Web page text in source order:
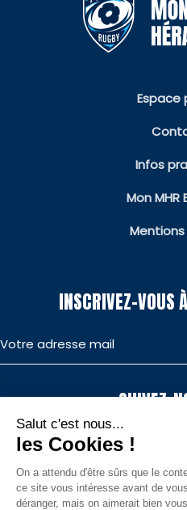
Espace
Infos
Mon MHR
INSCRIVEZ-VOUS
SUIVEZ-